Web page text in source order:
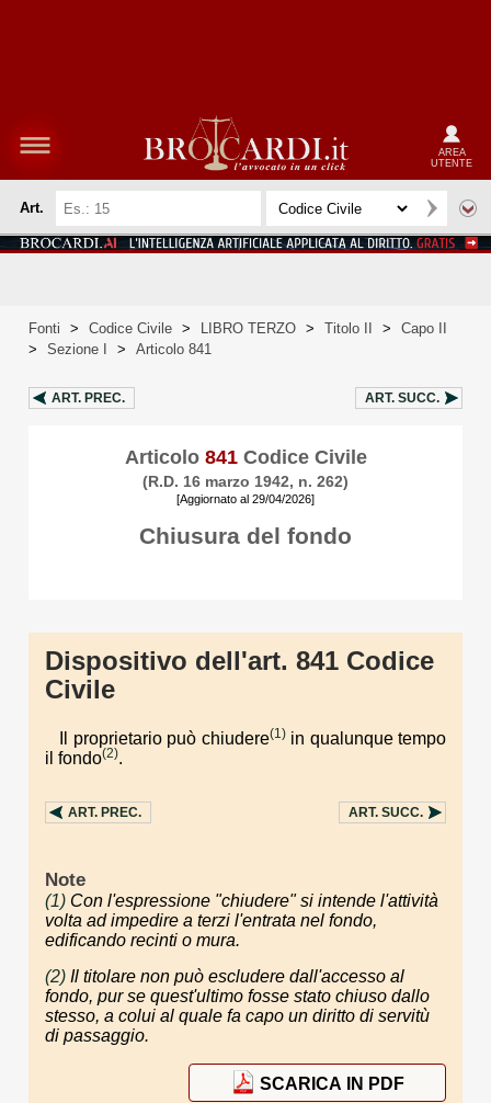
AREA
UTENTE
Art.
Fonti > Codice Civile > LIBRO TERZO > Titolo II >
Capo II
>
Sezione I > Articolo 841
ART. PREC. ART. SUCC.
Articolo 841Codice Civile
(R.D. 16 marzo 1942, n. 262)
[Aggiornato al 29/04/2026]
Chiusura del fondo
Dispositivo dell'art. 841 Codice
Civile
Il proprietario può chiudere(1)in qualunque tempo
il fondo(2).
ART. PREC. ART. SUCC.
Note
(1) Con l'espressione "chiudere" si intende l'attività
volta ad impedire a terzi l'entrata nel fondo,
edificando recinti o mura.
(2) Il titolare non può escludere dall'accesso al
fondo, pur se quest'ultimo fosse stato chiuso dallo
stesso, a colui al quale fa capo un diritto di servitù
di passaggio.
SCARICA IN PDF